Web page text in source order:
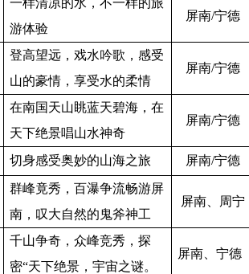
一样清凉的水，不一样的旅
游体验
屏南/宁德
登高望远，戏水吟歌，感受
山的豪情，享受水的柔情
屏南/宁德
在南国天山眺蓝天碧海，在
天下绝景唱山水神奇
屏南/宁德
切身感受奥妙的山海之旅 屏南/宁德
群峰竟秀，百瀑争流畅游屏
南， 叹大自然的鬼斧神工
屏南、周宁
千山争奇，众峰竞秀，探
密“天下绝景，宇宙之谜。
屏南、宁德